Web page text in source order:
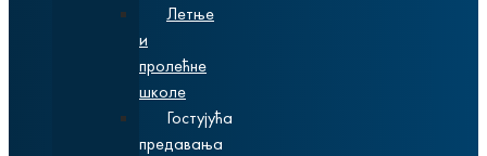
Летње
и
пролећне
школе
Гостујућа
предавања